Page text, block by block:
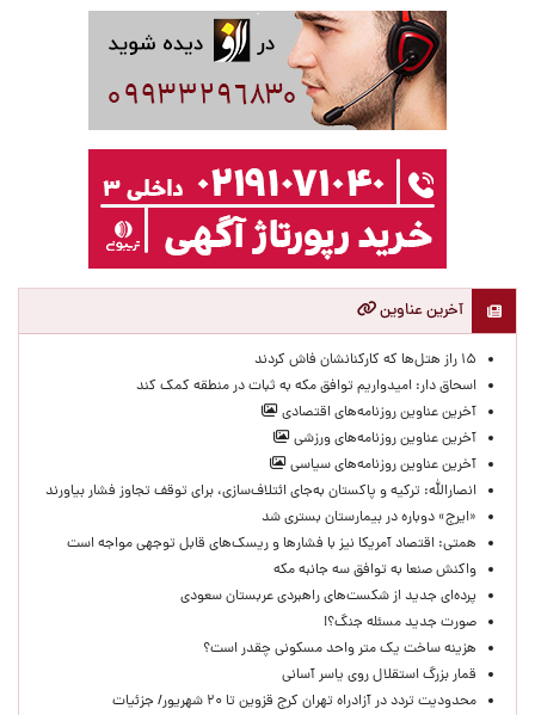
آخرین عناوین
۱۵ راز هتل‌ها که کارکنانشان فاش کردند
اسحاق دار: امیدواریم توافق مکه به ثبات در منطقه کمک کند
آخرین عناوین روزنامه‌های اقتصادی
آخرین عناوین روزنامه‌های ورزشی
آخرین عناوین روزنامه‌های سیاسی
انصارالله: ترکیه و پاکستان به‌جای ائتلاف‌سازی، برای توقف تجاوز فشار بیاورند
«ایرج» دوباره در بیمارستان بستری شد
همتی: اقتصاد آمریکا نیز با فشارها و ریسک‌های قابل توجهی مواجه است
واکنش صنعا به توافق سه جانبه مکه
پرده‌ای جدید از شکست‌های راهبردی عربستان سعودی
صورت جدید مسئله جنگ؟!
هزینه ساخت یک متر واحد مسکونی چقدر است؟
قمار بزرگ استقلال روی یاسر آسانی
محدودیت تردد در آزادراه تهران کرج قزوین تا ۲۰ شهریور/ جزئیات